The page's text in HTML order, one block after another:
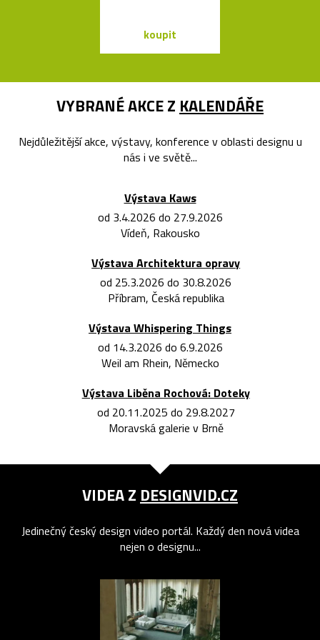
koupit
VYBRANÉ AKCE Z KALENDÁŘE
Nejdůležitější akce, výstavy, konference v oblasti designu u
nás i ve světě...
Výstava Kaws
od 3.4.2026 do 27.9.2026
Vídeň, Rakousko
Výstava Architektura opravy
od 25.3.2026 do 30.8.2026
Příbram, Česká republika
Výstava Whispering Things
od 14.3.2026 do 6.9.2026
Weil am Rhein, Německo
Výstava Liběna Rochová: Doteky
od 20.11.2025 do 29.8.2027
Moravská galerie v Brně
VIDEA Z DESIGNVID.CZ
Jedinečný český design video portál. Každý den nová videa
nejen o designu...